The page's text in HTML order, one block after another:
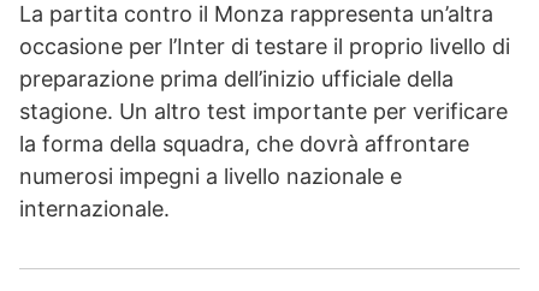
La partita contro il Monza rappresenta un’altra
occasione per l’Inter di testare il proprio livello di
preparazione prima dell’inizio ufficiale della
stagione. Un altro test importante per verificare
la forma della squadra, che dovrà affrontare
numerosi impegni a livello nazionale e
internazionale.